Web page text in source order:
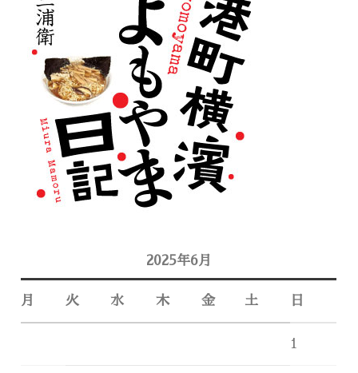
2025年6月
月 火 水 木 金 土 日
1